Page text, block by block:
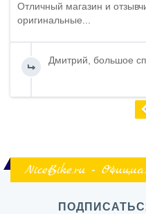
Отличный магазин и
оригинальные...
Дмитрий, большое
NiceBike.ru -